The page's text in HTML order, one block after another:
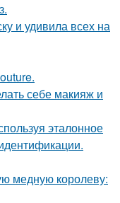
и удивила всех на
себе макияж и
эталонное
медную королеву: